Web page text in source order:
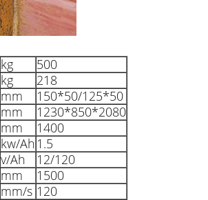
kg
500
kg
218
mm
150*50/125*50
mm
1230*850*2080
mm
1400
kw/Ah 1.5
v/Ah
12/120
mm
1500
mm/s 120